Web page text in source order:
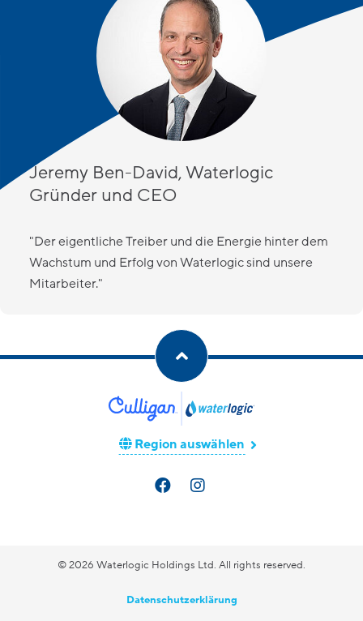
Jeremy Ben-David, Waterlogic
Gründer und CEO
"Der eigentliche Treiber und die Energie hinter dem
Wachstum und Erfolg von Waterlogic sind unsere
Mitarbeiter."
Region auswählen
© 2026 Waterlogic Holdings Ltd. All rights reserved.
Datenschutzerklärung